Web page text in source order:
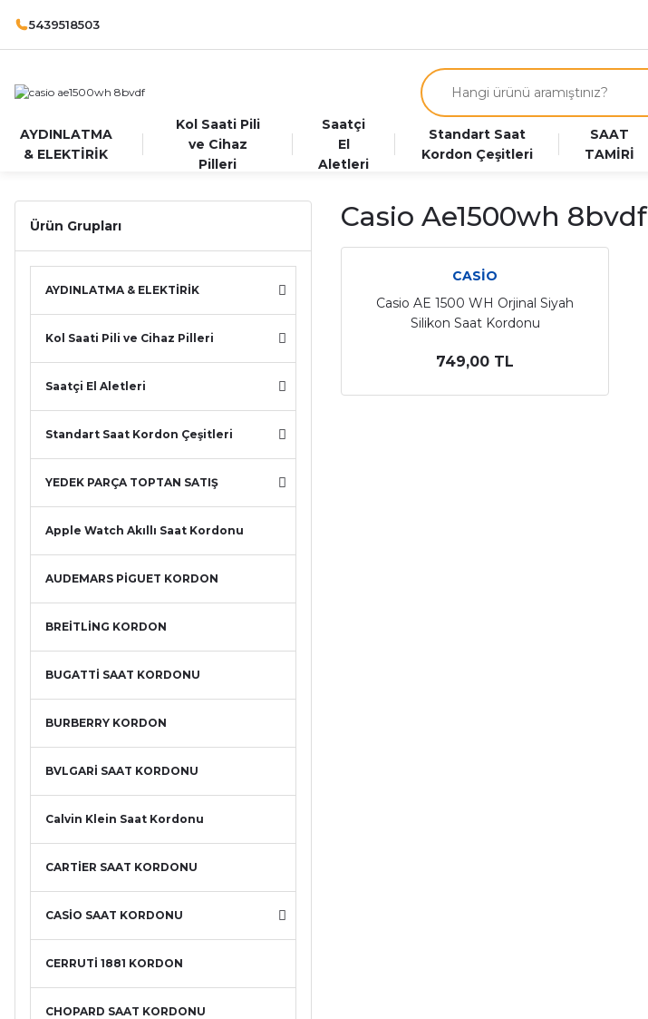
5439518503
AYDINLATMA
& ELEKTİRİK
Kol Saati Pili
ve Cihaz
Pilleri
Saatçi
El
Aletleri
Standart Saat
Kordon Çeşitleri
SAAT
TAMİRİ
Ürün Grupları
AYDINLATMA & ELEKTİRİK
Kol Saati Pili ve Cihaz Pilleri
Saatçi El Aletleri
Standart Saat Kordon Çeşitleri
YEDEK PARÇA TOPTAN SATIŞ
Apple Watch Akıllı Saat Kordonu
AUDEMARS PİGUET KORDON
BREİTLİNG KORDON
BUGATTİ SAAT KORDONU
BURBERRY KORDON
BVLGARİ SAAT KORDONU
Calvin Klein Saat Kordonu
CARTİER SAAT KORDONU
CASİO SAAT KORDONU
CERRUTİ 1881 KORDON
CHOPARD SAAT KORDONU
Casio Ae1500wh 8bvdf
CASİO
Casio AE 1500 WH Orjinal Siyah
Silikon Saat Kordonu
749,00 TL